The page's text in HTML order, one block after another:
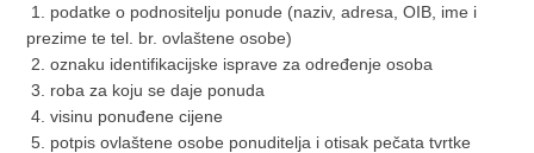
1. podatke o podnositelju ponude (naziv, adresa, OIB, ime i
prezime te tel. br. ovlaštene osobe)
2. oznaku identifikacijske isprave za određenje osoba
3. roba za koju se daje ponuda
4. visinu ponuđene cijene
5. potpis ovlaštene osobe ponuditelja i otisak pečata tvrtke